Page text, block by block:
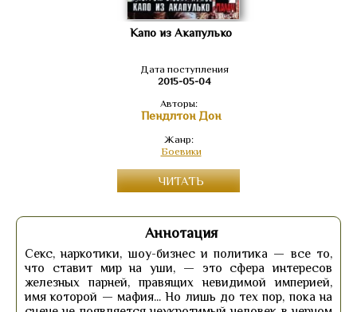
Капо из Акапулько
Дата поступления
2015-05-04
Авторы:
Пендлтон Дон
Жанр:
Боевики
ЧИТАТЬ
Аннотация
Секс, наркотики, шоу-бизнес и политика — все то,
что ставит мир на уши, — это сфера интересов
железных парней, правящих невидимой империей,
имя которой — мафия... Но лишь до тех пор, пока на